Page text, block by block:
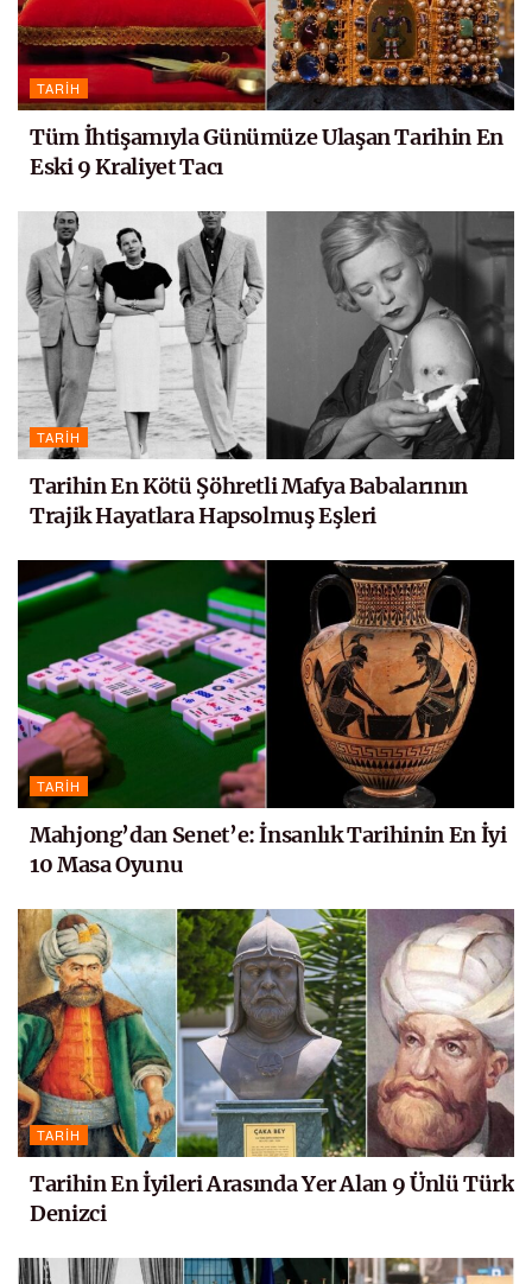
TARIH
Tüm İhtişamıyla Günümüze Ulaşan Tarihin En
Eski 9 Kraliyet Tacı
TARIH
Tarihin En Kötü Şöhretli Mafya Babalarının
Trajik Hayatlara Hapsolmuş Eşleri
TARIH
Mahjong’dan Senet’e: İnsanlık Tarihinin En İyi
10 Masa Oyunu
TARIH
Tarihin En İyileri Arasında Yer Alan 9 Ünlü Türk
Denizci